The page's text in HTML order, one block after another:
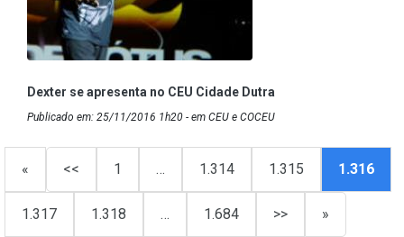
Dexter se apresenta no CEU Cidade Dutra
Publicado em: 25/11/2016 1h20 - em CEU e COCEU
« << 1 … 1.314 1.315 1.316
1.317 1.318 … 1.684 >> »